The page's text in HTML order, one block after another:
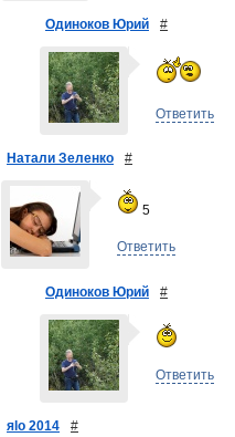
Одиноков Юрий #
Ответить
Натали Зеленко #
5
Ответить
Одиноков Юрий #
Ответить
яlo 2014 #